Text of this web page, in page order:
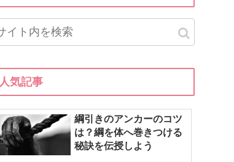
人気記事
綱引きのアンカーのコツ
は？綱を体へ巻きつける
秘訣を伝授しよう